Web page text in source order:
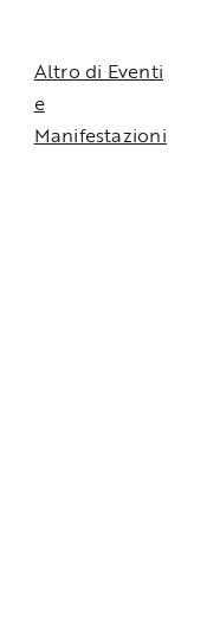
Altro di Eventi
e
Manifestazioni